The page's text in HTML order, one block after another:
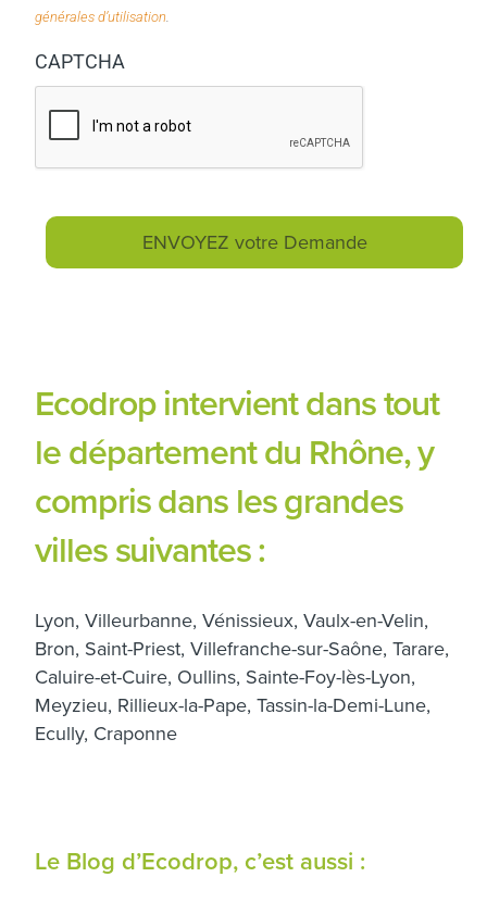
générales d’utilisation
CAPTCHA
Ecodrop intervient dans tout
le département du Rhône, y
compris dans les grandes
villes suivantes :
Lyon, Villeurbanne, Vénissieux, Vaulx-en-Velin,
Bron, Saint-Priest, Villefranche-sur-Saône, Tarare,
Caluire-et-Cuire, Oullins, Sainte-Foy-lès-Lyon,
Meyzieu, Rillieux-la-Pape, Tassin-la-Demi-Lune,
Ecully, Craponne
Le Blog d’Ecodrop, c’est aussi :